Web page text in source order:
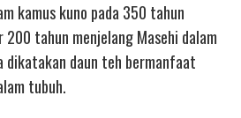
kamus kuno pada 350 tahun
tahun menjelang Masehi dalam
dikatakan daun teh bermanfaat
tubuh.